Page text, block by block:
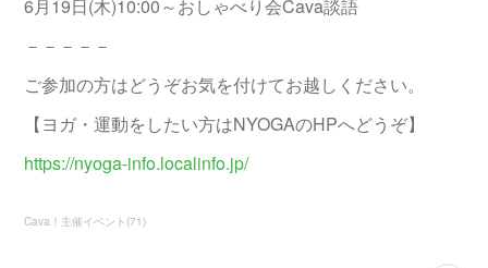
6月19日(木)10:00～おしゃべり会Cava談語
－－－－－
ご参加の方はどうぞお気を付けてお越しください。
【ヨガ・運動をしたい方はNYOGAのHPへどうぞ】
https://nyoga-info.localinfo.jp/
Cava！主催イベント (71)